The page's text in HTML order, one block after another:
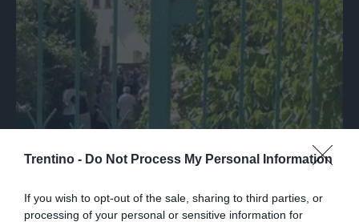
Trentino - Do Not Process My Personal Information
If you wish to opt-out of the sale, sharing to third parties, or
processing of your personal or sensitive information for
SPETTACOLO
Ultimo saluto a Guccini tra applausi e
commozione a Pavana